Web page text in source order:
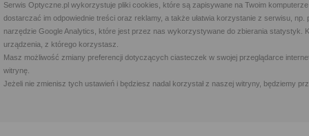
Serwis Optyczne.pl wykorzystuje pliki cookies, które są zapisywane na Twoim
dostarczać im odpowiednie treści oraz reklamy, a także ułatwia korzystanie z serwisu,
narzędzie Google Analytics, które jest przez nas wykorzystywane do zbierania statystyk.
urządzenia, z którego korzystasz.
Masz możliwość zmiany preferencji dotyczących ciasteczek w swojej przeglądarce
witrynę.
Jeżeli nie zmienisz tych ustawień i będziesz nadal korzystał z naszej witryny, będziemy